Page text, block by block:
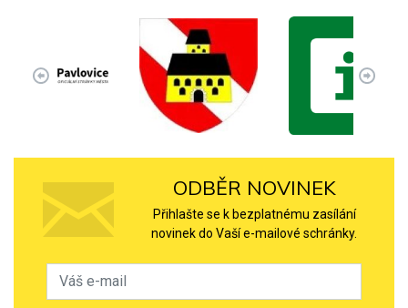
ODBĚR NOVINEK
Přihlašte se k bezplatnému zasílání
novinek do Vaší e-mailové schránky.